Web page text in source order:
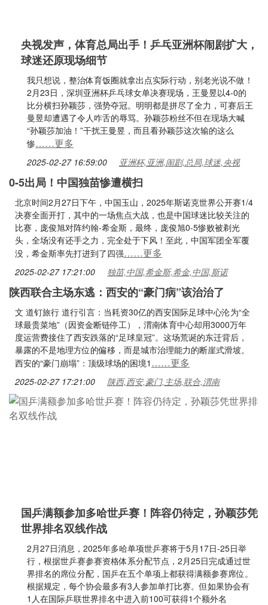
央视发声，体育总局出手！乒乓亚洲杯闹剧扩大，
球迷还原现场细节
我只想说，整治体育饭圈就拿出点实际行动，别老光说不做！
2月23日，深圳亚洲杯乒乓球女单决赛现场，王曼昱以4-0的
比分横扫孙颖莎，强势夺冠。明明都是拼尽了全力，可赛后王
曼昱却遭遇了令人咋舌的辱骂。孙颖莎粉丝不但在现场大喊
“孙颖莎加油！”干扰王曼昱，而且看孙颖莎这次输的这么
惨……更多
2025-02-27 16:59:00 亚洲杯,亚洲,闹剧,总局,球迷,央视
0-5出局！中国独苗惨遭横扫
北京时间2月27日下午，中国玉山，2025年斯诺克世界公开赛1/4
决赛全面开打，其中的一场焦点大战，也是中国球迷比较关注的
比赛，庞俊旭对阵约翰-希金斯，最终，庞俊旭0-5惨败被剃光
头，全场没有还手之力，完全处于下风！至此，中国军团全军覆
没，希金斯率先打进到了四强……更多
2025-02-27 17:21:00 独苗,中国,希金斯,希金,中国,斯诺
陕西联合主场东逃：西安的“豪门病”该治治了
文 道钉旅行 道行引言：当耗资30亿的西安国际足球中心沦为“全
球最贵菜地”（因资金断链停工），渭南体育中心却用3000万年
度运营费接住了西安跌落的“足球皇冠”。这场荒诞的东迁背后，
暴露的不是地理方位的偏移，而是城市治理能力的断崖式滑坡。
西安的“豪门崩塌”：顶级球场的困境1 ……更多
2025-02-27 17:21:00 陕西,西安,豪门,主场,联合,渭南
国乒满额参加多哈世乒赛！阵容仍待定，孙颖莎凭
世界排名双线作战
2月27日消息，2025年多哈单项世乒赛将于5月17日-25日举
行，根据世乒赛参赛资格体系分配节点，2月25日完成通过世
界排名的席位分配，国乒在五个单项上都获得满额参赛席位。
根据规定，每个协会最多有3人参加单打比赛。但如果协会有
1人在国际乒联世界排名中进入前100可获得1个额外名